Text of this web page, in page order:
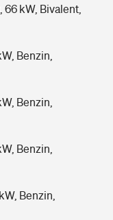
66 kW, Bivalent,
Benzin,
Benzin,
Benzin,
Benzin,